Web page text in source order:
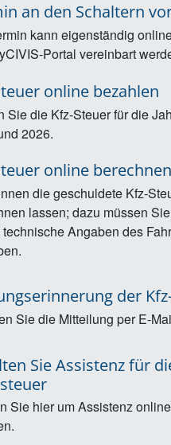
an den Schaltern
kann eigenständig
Portal vereinbart
online bezahlen
Sie die Kfz-Steuer für die
2026.
online berechnen
die geschuldete Kfz-
lassen; dazu müssen
Angaben des
der
Sie die Mitteilung per E-
Sie Assistenz für
Sie hier um Assistenz